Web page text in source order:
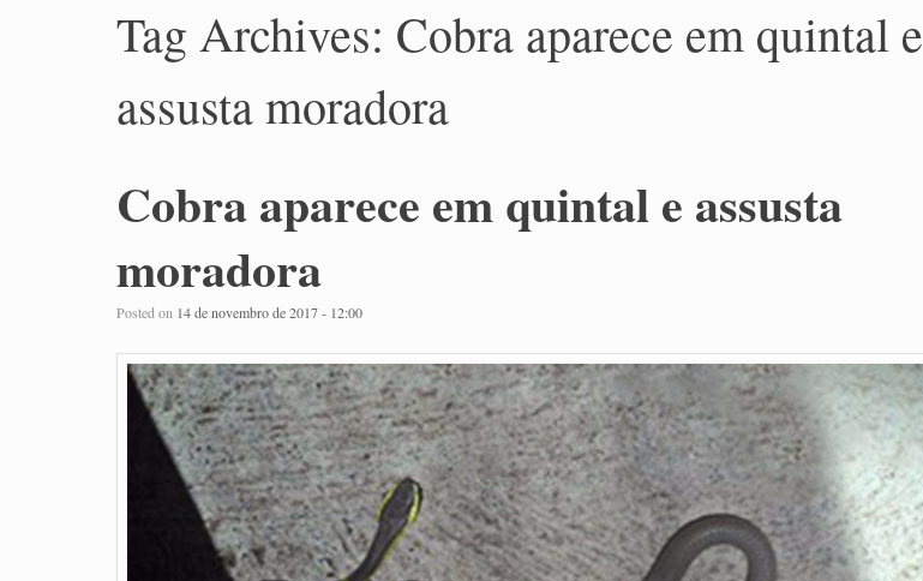
Tag Archives: Cobra aparece em quintal e
assusta moradora
Cobra aparece em quintal e assusta
moradora
Posted on 14 de novembro de 2017 - 12:00